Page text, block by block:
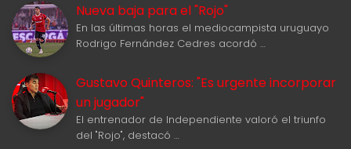
Nueva baja para el "Rojo"
En las últimas horas el mediocampista uruguayo
Rodrigo Fernández Cedres acordó …
Gustavo Quinteros: "Es urgente incorporar
un jugador"
El entrenador de Independiente valoró el triunfo
del "Rojo", destacó …